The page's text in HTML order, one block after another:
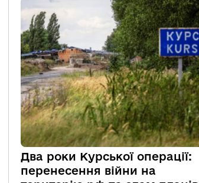
Два роки Курської операції:
перенесення війни на